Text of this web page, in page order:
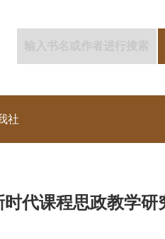
社
代课程思政教学研